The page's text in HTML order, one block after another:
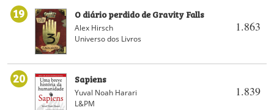
19
1.863
O diário perdido de Gravity Falls
Alex Hirsch
Universo dos Livros
20
1.839
Sapiens
Yuval Noah Harari
L&PM